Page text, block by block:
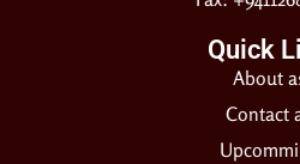
Quick
About
Contact